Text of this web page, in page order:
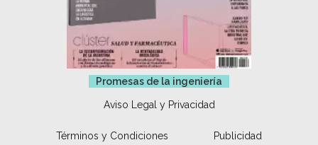
Promesas de la ingeniería
Aviso Legal y Privacidad
Términos y Condiciones Publicidad